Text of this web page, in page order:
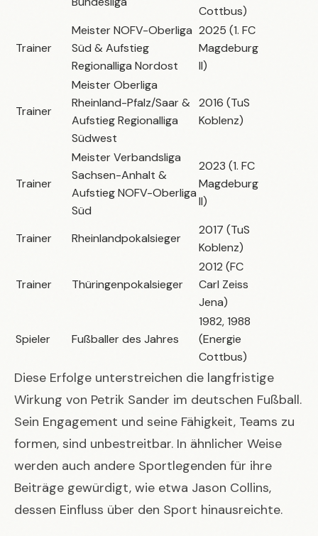
Cottbus)
Trainer
Meister NOFV-Oberliga
Süd & Aufstieg
Regionalliga Nordost
2025 (1. FC
Magdeburg
II)
Trainer
Meister Oberliga
Rheinland-Pfalz/Saar &
Aufstieg Regionalliga
Südwest
2016 (TuS
Koblenz)
Trainer
Meister Verbandsliga
Sachsen-Anhalt &
Aufstieg NOFV-Oberliga
Süd
2023 (1. FC
Magdeburg
II)
Trainer Rheinlandpokalsieger
2017 (TuS
Koblenz)
Trainer Thüringenpokalsieger
2012 (FC
Carl Zeiss
Jena)
Spieler Fußballer des Jahres
1982, 1988
(Energie
Cottbus)
Diese Erfolge unterstreichen die langfristige
Wirkung von Petrik Sander im deutschen Fußball.
Sein Engagement und seine Fähigkeit, Teams zu
formen, sind unbestreitbar. In ähnlicher Weise
werden auch andere Sportlegenden für ihre
Beiträge gewürdigt, wie etwa Jason Collins,
dessen Einfluss über den Sport hinausreichte.